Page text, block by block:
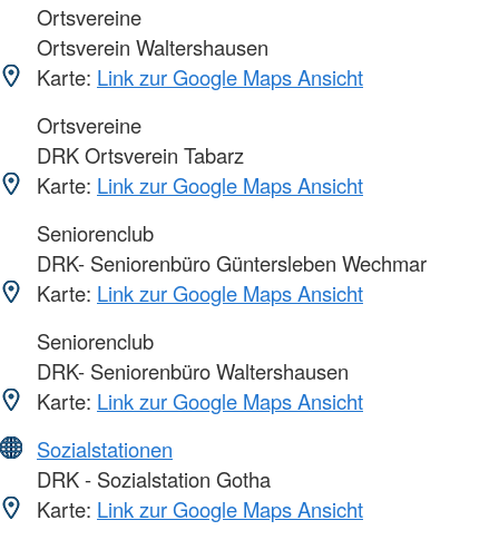
Ortsvereine
Ortsverein Waltershausen
Karte: Link zur Google Maps Ansicht
Ortsvereine
DRK Ortsverein Tabarz
Karte: Link zur Google Maps Ansicht
Seniorenclub
DRK- Seniorenbüro Güntersleben Wechmar
Karte: Link zur Google Maps Ansicht
Seniorenclub
DRK- Seniorenbüro Waltershausen
Karte: Link zur Google Maps Ansicht
Sozialstationen
DRK - Sozialstation Gotha
Karte: Link zur Google Maps Ansicht